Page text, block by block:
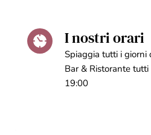
I nostri orari
Spiaggia tutti i
Bar & Ristorante
19:00